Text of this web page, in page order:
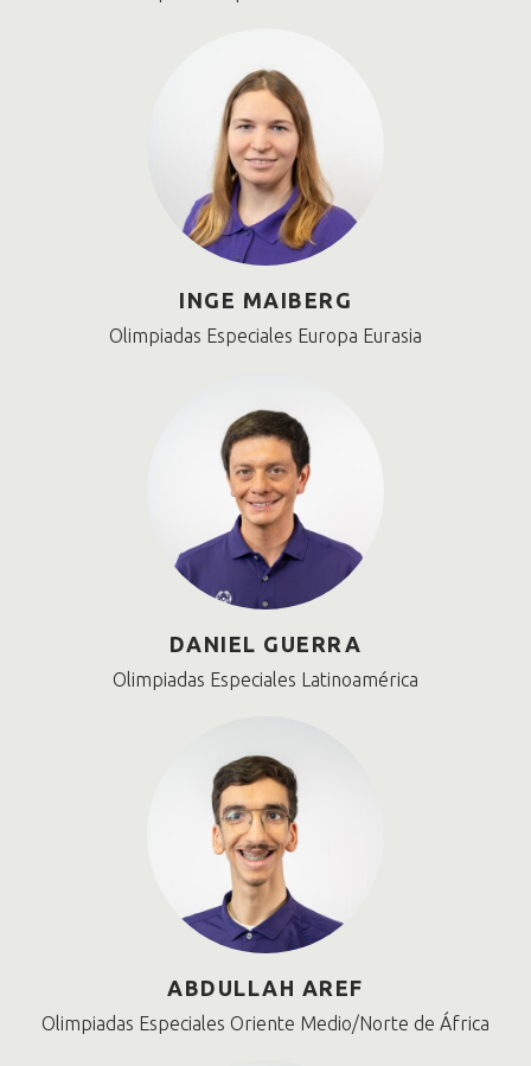
INGE MAIBERG
Olimpiadas Especiales Europa Eurasia
DANIEL GUERRA
Olimpiadas Especiales Latinoamérica
ABDULLAH AREF
Olimpiadas Especiales Oriente Medio/Norte de África